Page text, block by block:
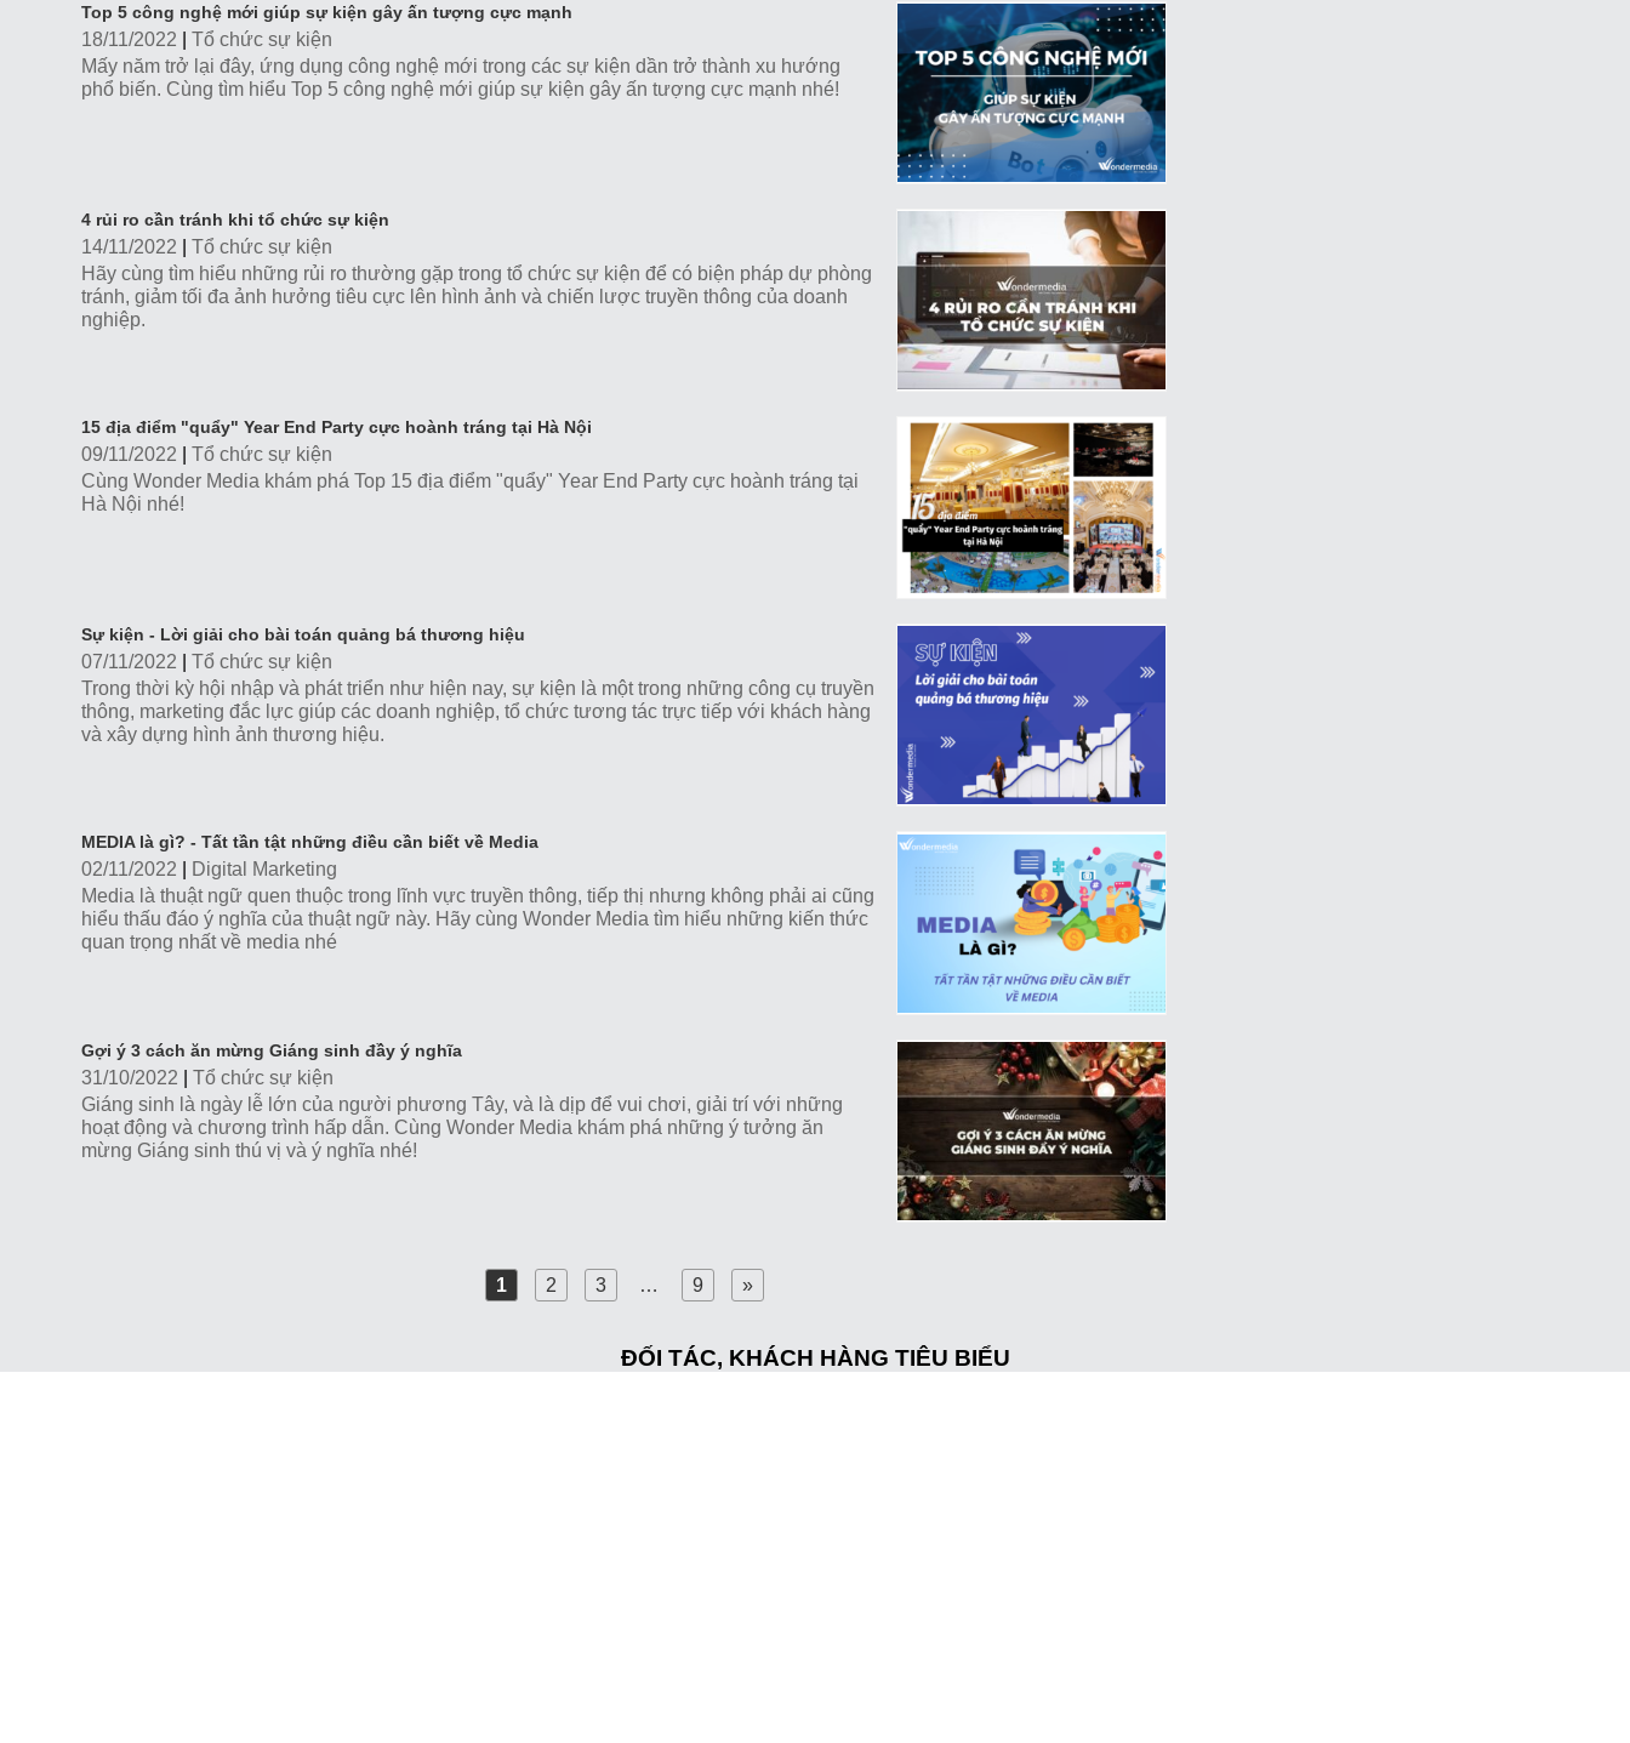
Top 5 công nghệ mới giúp sự kiện gây ấn tượng cực mạnh
18/11/2022 |Tổ chức sự kiện
Mấy năm trở lại đây, ứng dụng công nghệ mới trong các sự kiện dần trở thành xu hướng
phổ biến. Cùng tìm hiểu Top 5 công nghệ mới giúp sự kiện gây ấn tượng cực mạnh nhé!
4 rủi ro cần tránh khi tổ chức sự kiện
14/11/2022 |Tổ chức sự kiện
Hãy cùng tìm hiểu những rủi ro thường gặp trong tổ chức sự kiện để có biện pháp dự phòng
tránh, giảm tối đa ảnh hưởng tiêu cực lên hình ảnh và chiến lược truyền thông của doanh
nghiệp.
15 địa điểm "quẩy" Year End Party cực hoành tráng tại Hà Nội
09/11/2022 |Tổ chức sự kiện
Cùng Wonder Media khám phá Top 15 địa điểm "quẩy" Year End Party cực hoành tráng tại
Hà Nội nhé!
Sự kiện - Lời giải cho bài toán quảng bá thương hiệu
07/11/2022 |Tổ chức sự kiện
Trong thời kỳ hội nhập và phát triển như hiện nay, sự kiện là một trong những công cụ truyền
thông, marketing đắc lực giúp các doanh nghiệp, tổ chức tương tác trực tiếp với khách hàng
và xây dựng hình ảnh thương hiệu.
MEDIA là gì? - Tất tần tật những điều cần biết về Media
02/11/2022
Digital Marketing
Media là thuật ngữ quen thuộc trong lĩnh vực truyền thông, tiếp thị nhưng không phải ai cũng
hiểu thấu đáo ý nghĩa của thuật ngữ này. Hãy cùng Wonder Media tìm hiểu những kiến thức
quan trọng nhất về media nhé
Gợi ý 3 cách ăn mừng Giáng sinh đầy ý nghĩa
31/10/2022 |Tổ chức sự kiện
Giáng sinh là ngày lễ lớn của người phương Tây, và là dịp để vui chơi, giải trí với những
hoạt động và chương trình hấp dẫn. Cùng Wonder Media khám phá những ý tưởng ăn
mừng Giáng sinh thú vị và ý nghĩa nhé!
1 2 3 … 9 »
ĐỐI TÁC, KHÁCH HÀNG TIÊU BIỂU